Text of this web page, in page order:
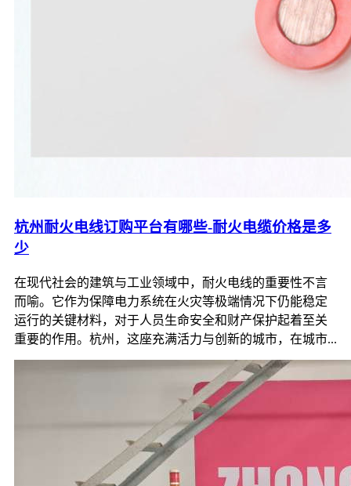
杭州耐火电线订购平台有哪些-耐火电缆价格是多
少
在现代社会的建筑与工业领域中，耐火电线的重要性不言
而喻。它作为保障电力系统在火灾等极端情况下仍能稳定
运行的关键材料，对于人员生命安全和财产保护起着至关
重要的作用。杭州，这座充满活力与创新的城市，在城市...